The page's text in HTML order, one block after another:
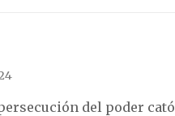
del poder